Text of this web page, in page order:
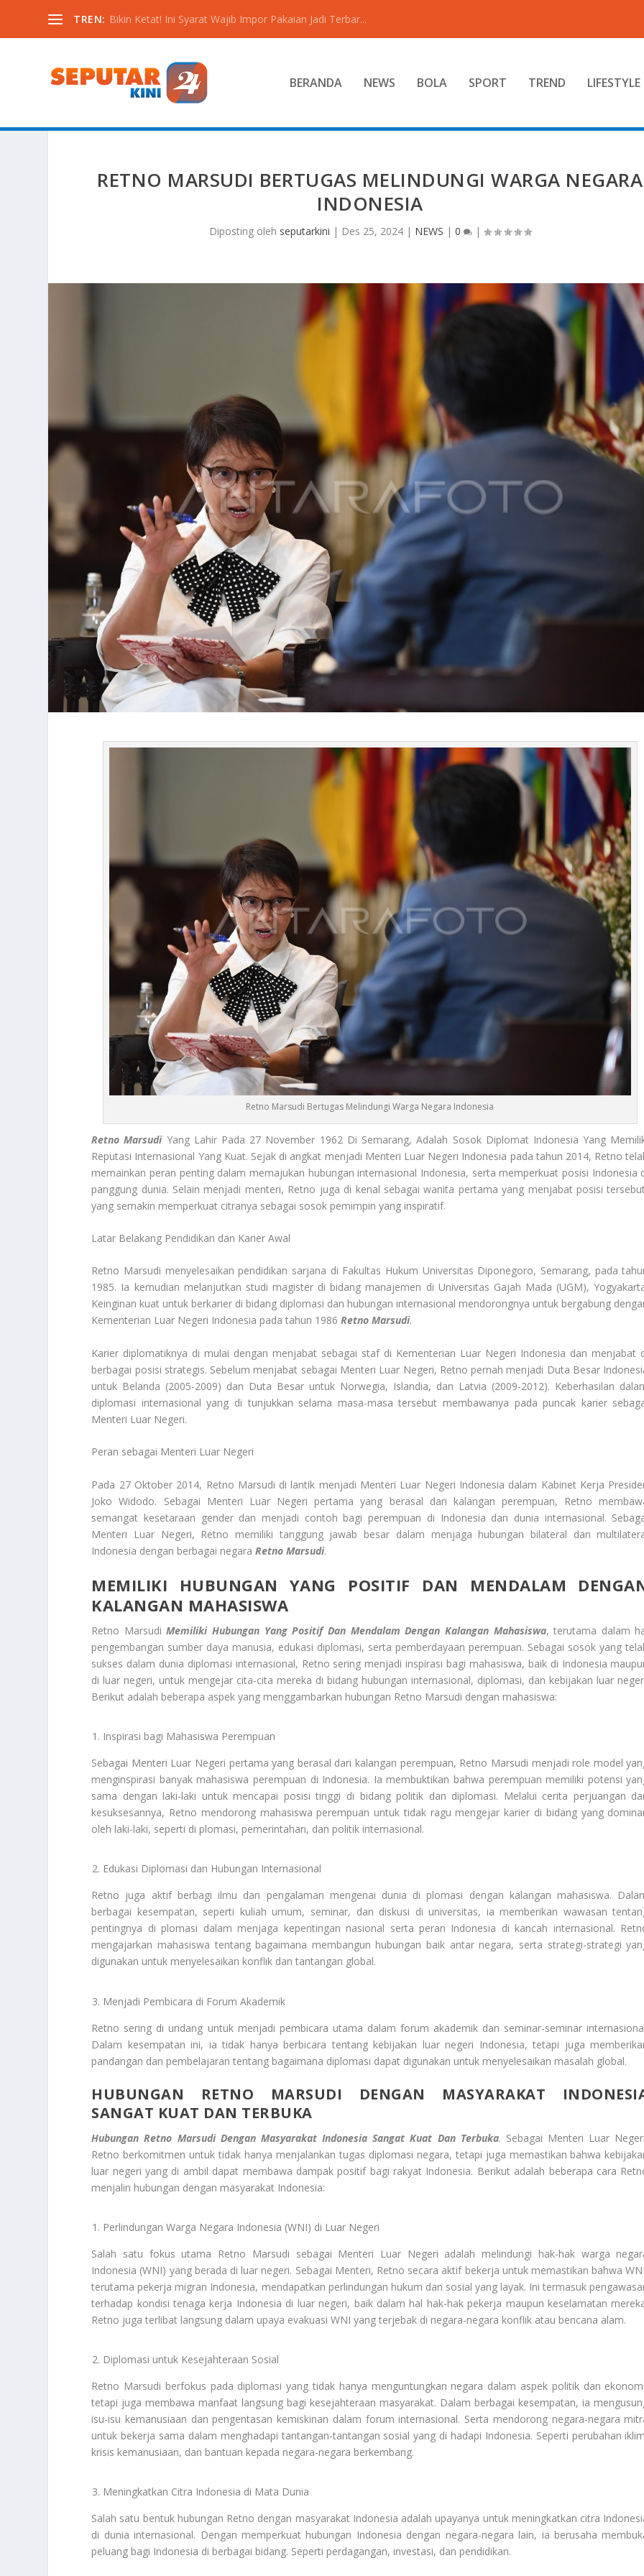
TREN: Bikin Ketat! Ini Syarat Wajib Impor Pakaian Jadi Terbar...
BERANDA NEWS BOLA SPORT TREND LIFESTYLE
RETNO MARSUDI BERTUGAS MELINDUNGI WARGA NEGARA
INDONESIA
Diposting oleh seputarkini | Des 25, 2024| NEWS | 0 |
Retno Marsudi Bertugas Melindungi Warga Negara Indonesia
Retno MarsudiYang Lahir Pada 27 November 1962 Di Semarang, Adalah Sosok Diplomat Indonesia Yang
Reputasi Internasional Yang Kuat. Sejak di angkat menjadi Menteri Luar Negeri Indonesia pada tahun 2014, Retno
memainkan peran penting dalam memajukan hubungan internasional Indonesia, serta memperkuat posisi Indonesia
panggung dunia. Selain menjadi menteri, Retno juga di kenal sebagai wanita pertama yang menjabat posisi
yang semakin memperkuat citranya sebagai sosok pemimpin yang inspiratif.
Latar Belakang Pendidikan dan Karier Awal
Retno Marsudi menyelesaikan pendidikan sarjana di Fakultas Hukum Universitas Diponegoro, Semarang, pada
1985. Ia kemudian melanjutkan studi magister di bidang manajemen di Universitas Gajah Mada (UGM),
Keinginan kuat untuk berkarier di bidang diplomasi dan hubungan internasional mendorongnya untuk bergabung
Kementerian Luar Negeri Indonesia pada tahun 1986 Retno Marsudi.
Karier diplomatiknya di mulai dengan menjabat sebagai staf di Kementerian Luar Negeri Indonesia dan menjabat
berbagai posisi strategis. Sebelum menjabat sebagai Menteri Luar Negeri, Retno pernah menjadi Duta Besar
untuk Belanda (2005-2009) dan Duta Besar untuk Norwegia, Islandia, dan Latvia (2009-2012). Keberhasilan
diplomasi internasional yang di tunjukkan selama masa-masa tersebut membawanya pada puncak karier
Menteri Luar Negeri.
Peran sebagai Menteri Luar Negeri
Pada 27 Oktober 2014, Retno Marsudi di lantik menjadi Menteri Luar Negeri Indonesia dalam Kabinet Kerja
Joko Widodo. Sebagai Menteri Luar Negeri pertama yang berasal dari kalangan perempuan, Retno
semangat kesetaraan gender dan menjadi contoh bagi perempuan di Indonesia dan dunia internasional.
Menteri Luar Negeri, Retno memiliki tanggung jawab besar dalam menjaga hubungan bilateral dan
Indonesia dengan berbagai negara Retno Marsudi.
MEMILIKI HUBUNGAN YANG POSITIF DAN MENDALAM
KALANGAN MAHASISWA
Retno MarsudiMemiliki Hubungan Yang Positif Dan Mendalam Dengan Kalangan Mahasiswa, terutama dalam
pengembangan sumber daya manusia, edukasi diplomasi, serta pemberdayaan perempuan. Sebagai sosok yang
sukses dalam dunia diplomasi internasional, Retno sering menjadi inspirasi bagi mahasiswa, baik di Indonesia
di luar negeri, untuk mengejar cita-cita mereka di bidang hubungan internasional, diplomasi, dan kebijakan luar
Berikut adalah beberapa aspek yang menggambarkan hubungan Retno Marsudi dengan mahasiswa:
Inspirasi bagi Mahasiswa Perempuan
Sebagai Menteri Luar Negeri pertama yang berasal dari kalangan perempuan, Retno Marsudi menjadi role model
menginspirasi banyak mahasiswa perempuan di Indonesia. Ia membuktikan bahwa perempuan memiliki potensi
sama dengan laki-laki untuk mencapai posisi tinggi di bidang politik dan diplomasi. Melalui cerita perjuangan
kesuksesannya, Retno mendorong mahasiswa perempuan untuk tidak ragu mengejar karier di bidang yang
oleh laki-laki, seperti di plomasi, pemerintahan, dan politik internasional.
Edukasi Diplomasi dan Hubungan Internasional
Retno juga aktif berbagi ilmu dan pengalaman mengenai dunia di plomasi dengan kalangan mahasiswa.
berbagai kesempatan, seperti kuliah umum, seminar, dan diskusi di universitas, ia memberikan wawasan
pentingnya di plomasi dalam menjaga kepentingan nasional serta peran Indonesia di kancah internasional.
mengajarkan mahasiswa tentang bagaimana membangun hubungan baik antar negara, serta strategi-strategi
digunakan untuk menyelesaikan konflik dan tantangan global.
Menjadi Pembicara di Forum Akademik
Retno sering di undang untuk menjadi pembicara utama dalam forum akademik dan seminar-seminar
Dalam kesempatan ini, ia tidak hanya berbicara tentang kebijakan luar negeri Indonesia, tetapi juga
pandangan dan pembelajaran tentang bagaimana diplomasi dapat digunakan untuk menyelesaikan masalah global.
HUBUNGAN RETNO MARSUDI DENGAN MASYARAKAT
SANGAT KUAT DAN TERBUKA
Hubungan Retno Marsudi Dengan Masyarakat Indonesia Sangat Kuat Dan Terbuka. Sebagai Menteri Luar
Retno berkomitmen untuk tidak hanya menjalankan tugas diplomasi negara, tetapi juga memastikan bahwa
luar negeri yang di ambil dapat membawa dampak positif bagi rakyat Indonesia. Berikut adalah beberapa cara
menjalin hubungan dengan masyarakat Indonesia:
Perlindungan Warga Negara Indonesia (WNI) di Luar Negeri
Salah satu fokus utama Retno Marsudi sebagai Menteri Luar Negeri adalah melindungi hak-hak warga
Indonesia (WNI) yang berada di luar negeri. Sebagai Menteri, Retno secara aktif bekerja untuk memastikan bahwa
terutama pekerja migran Indonesia, mendapatkan perlindungan hukum dan sosial yang layak. Ini termasuk
terhadap kondisi tenaga kerja Indonesia di luar negeri, baik dalam hal hak-hak pekerja maupun keselamatan
Retno juga terlibat langsung dalam upaya evakuasi WNI yang terjebak di negara-negara konflik atau bencana alam.
Diplomasi untuk Kesejahteraan Sosial
Retno Marsudi berfokus pada diplomasi yang tidak hanya menguntungkan negara dalam aspek politik dan
tetapi juga membawa manfaat langsung bagi kesejahteraan masyarakat. Dalam berbagai kesempatan, ia
isu-isu kemanusiaan dan pengentasan kemiskinan dalam forum internasional. Serta mendorong negara-negara
untuk bekerja sama dalam menghadapi tantangan-tantangan sosial yang di hadapi Indonesia. Seperti perubahan
krisis kemanusiaan, dan bantuan kepada negara-negara berkembang.
Meningkatkan Citra Indonesia di Mata Dunia
Salah satu bentuk hubungan Retno dengan masyarakat Indonesia adalah upayanya untuk meningkatkan citra
di dunia internasional. Dengan memperkuat hubungan Indonesia dengan negara-negara lain, ia berusaha
peluang bagi Indonesia di berbagai bidang. Seperti perdagangan, investasi, dan pendidikan.